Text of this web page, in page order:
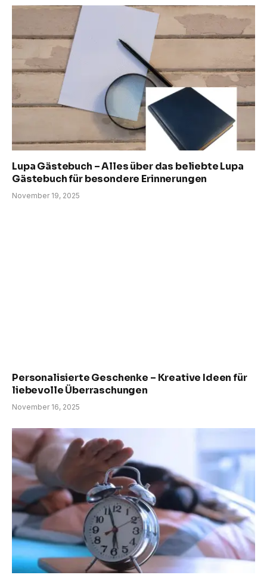
Lupa Gästebuch – Alles über das beliebte Lupa
Gästebuch für besondere Erinnerungen
November 19, 2025
Personalisierte Geschenke – Kreative Ideen für
liebevolle Überraschungen
November 16, 2025